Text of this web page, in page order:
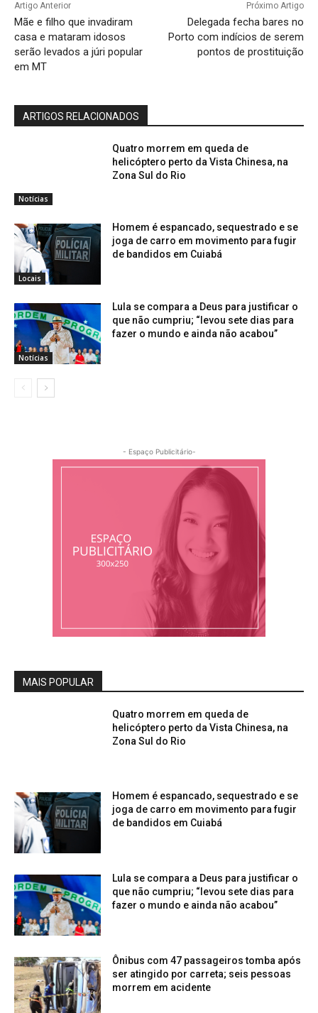
Artigo Anterior
Mãe e filho que invadiram
casa e mataram idosos
serão levados a júri popular
em MT
Próximo Artigo
Delegada fecha bares no
Porto com indícios de serem
pontos de prostituição
ARTIGOS RELACIONADOS
Notícias
Quatro morrem em queda de
helicóptero perto da Vista Chinesa, na
Zona Sul do Rio
Locais
Homem é espancado, sequestrado e se
joga de carro em movimento para fugir
de bandidos em Cuiabá
Notícias
Lula se compara a Deus para justificar o
que não cumpriu; “levou sete dias para
fazer o mundo e ainda não acabou”
- Espaço Publicitário-
MAIS POPULAR
Quatro morrem em queda de
helicóptero perto da Vista Chinesa, na
Zona Sul do Rio
Homem é espancado, sequestrado e se
joga de carro em movimento para fugir
de bandidos em Cuiabá
Lula se compara a Deus para justificar o
que não cumpriu; “levou sete dias para
fazer o mundo e ainda não acabou”
Ônibus com 47 passageiros tomba após
ser atingido por carreta; seis pessoas
morrem em acidente